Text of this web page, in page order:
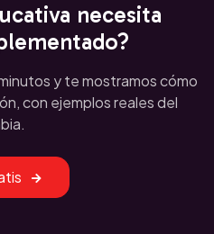
necesita
y te mostramos cómo
con ejemplos reales del